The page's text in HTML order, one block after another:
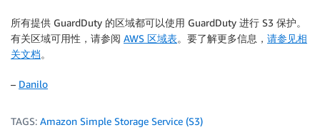
所有提供 GuardDuty 的区域都可以使用 GuardDuty 进行 S3 保护。
有关区域可用性，请参阅 AWS 区域表。要了解更多信息， 请参见相
关文档。
– Danilo
TAGS: Amazon Simple Storage Service (S3)